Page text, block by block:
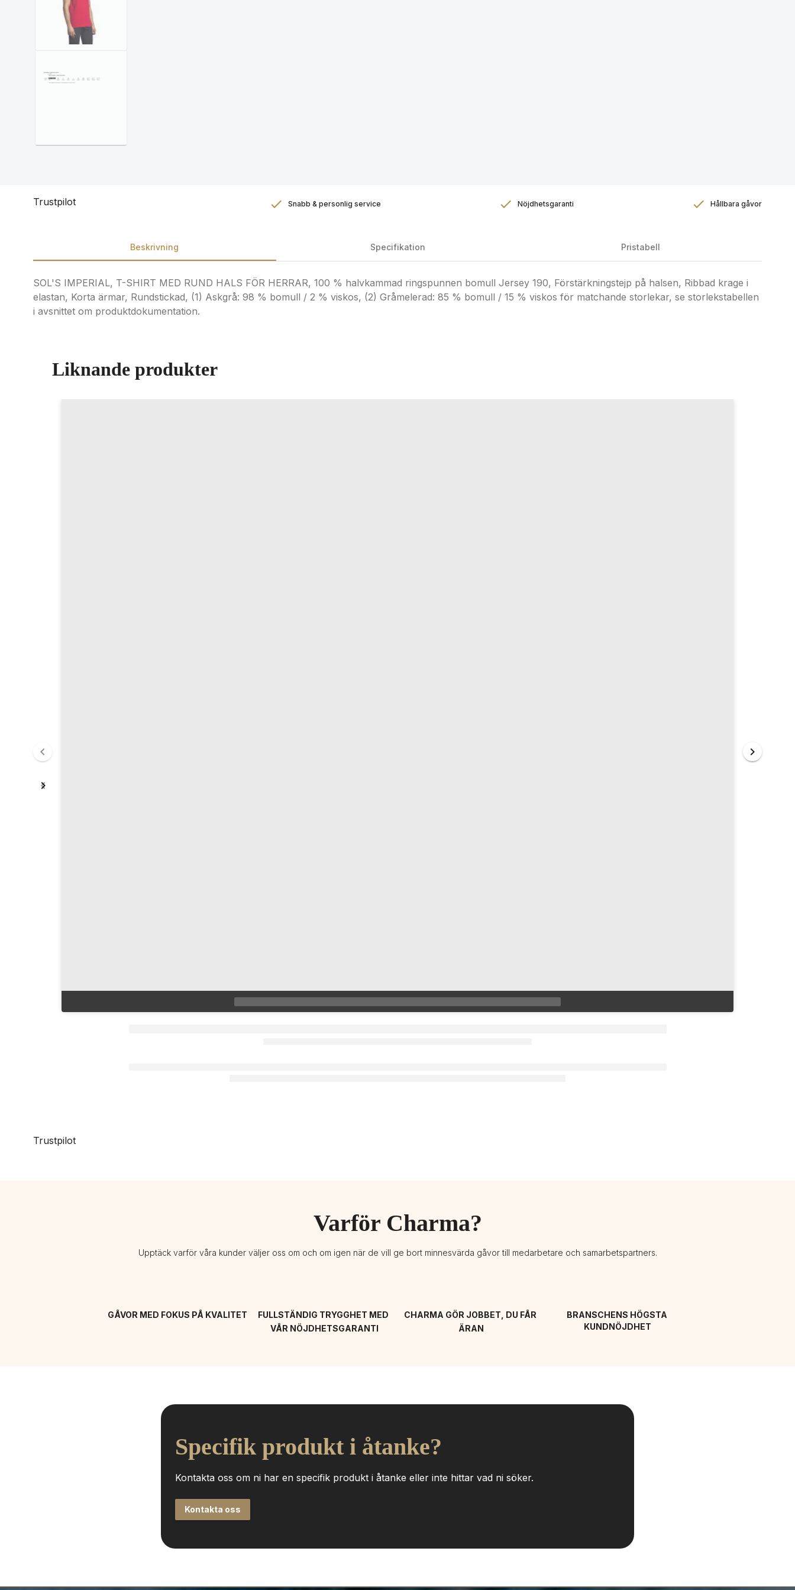
Trustpilot Snabb & personlig service Nöjdhetsgaranti Hållbara gåvor
Beskrivning Specifikation Pristabell
SOL'S IMPERIAL, T-SHIRT MED RUND HALS FÖR HERRAR, 100 % halvkammad ringspunnen bomull Jersey 190, Förstärkningstejp på halsen, Ribbad krage i
elastan, Korta ärmar, Rundstickad, (1) Askgrå: 98 % bomull / 2 % viskos, (2) Gråmelerad: 85 % bomull / 15 % viskos för matchande storlekar, se storlekstabellen
i avsnittet om produktdokumentation.
Liknande produkter
Trustpilot
Varför Charma?
Upptäck varför våra kunder väljer oss om och om igen när de vill ge bort minnesvärda gåvor till medarbetare och samarbetspartners.
GÅVOR MED FOKUS PÅ KVALITET
FULLSTÄNDIG TRYGGHET MED
VÅR NÖJDHETSGARANTI
CHARMA GÖR JOBBET, DU FÅR
ÄRAN
BRANSCHENS HÖGSTA
KUNDNÖJDHET
Specifik produkt i åtanke?
Kontakta oss om ni har en specifik produkt i åtanke eller inte hittar vad ni söker.
Kontakta oss